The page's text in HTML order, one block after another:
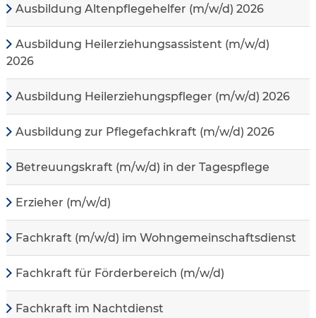
Ausbildung Altenpflegehelfer (m/w/d) 2026
Ausbildung Heilerziehungsassistent (m/w/d)
2026
Ausbildung Heilerziehungspfleger (m/w/d) 2026
Ausbildung zur Pflegefachkraft (m/w/d) 2026
Betreuungskraft (m/w/d) in der Tagespflege
Erzieher (m/w/d)
Fachkraft (m/w/d) im Wohngemeinschaftsdienst
Fachkraft für Förderbereich (m/w/d)
Fachkraft im Nachtdienst